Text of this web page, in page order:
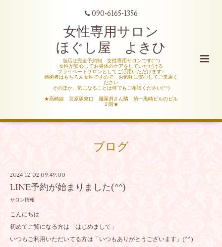
090-6165-1356
女性専用サロン
ほぐし屋 よきひ
当店は完全予約制 女性専用サロンです(^^)
女性が安心してお身体のケアをしていただける
プライベートサロンとしてご活用いただけます♪
施術者はもちろん女性ですので、お気軽に安心してご来店く
ださい
そのほか、気になることは何でもご相談ください(^^)
★高崎線 宮原駅東口 麺屋冽さん隣 第一黒崎ビルのビル
２階★
ブログ
2024-12-02 09:49:00
LINE予約が始まりました(^^)
サロン情報
こんにちは
初めてご覧になる方は「はじめまして」
いつもご利用いただいてる方は「いつもありがとうございます」(^^)